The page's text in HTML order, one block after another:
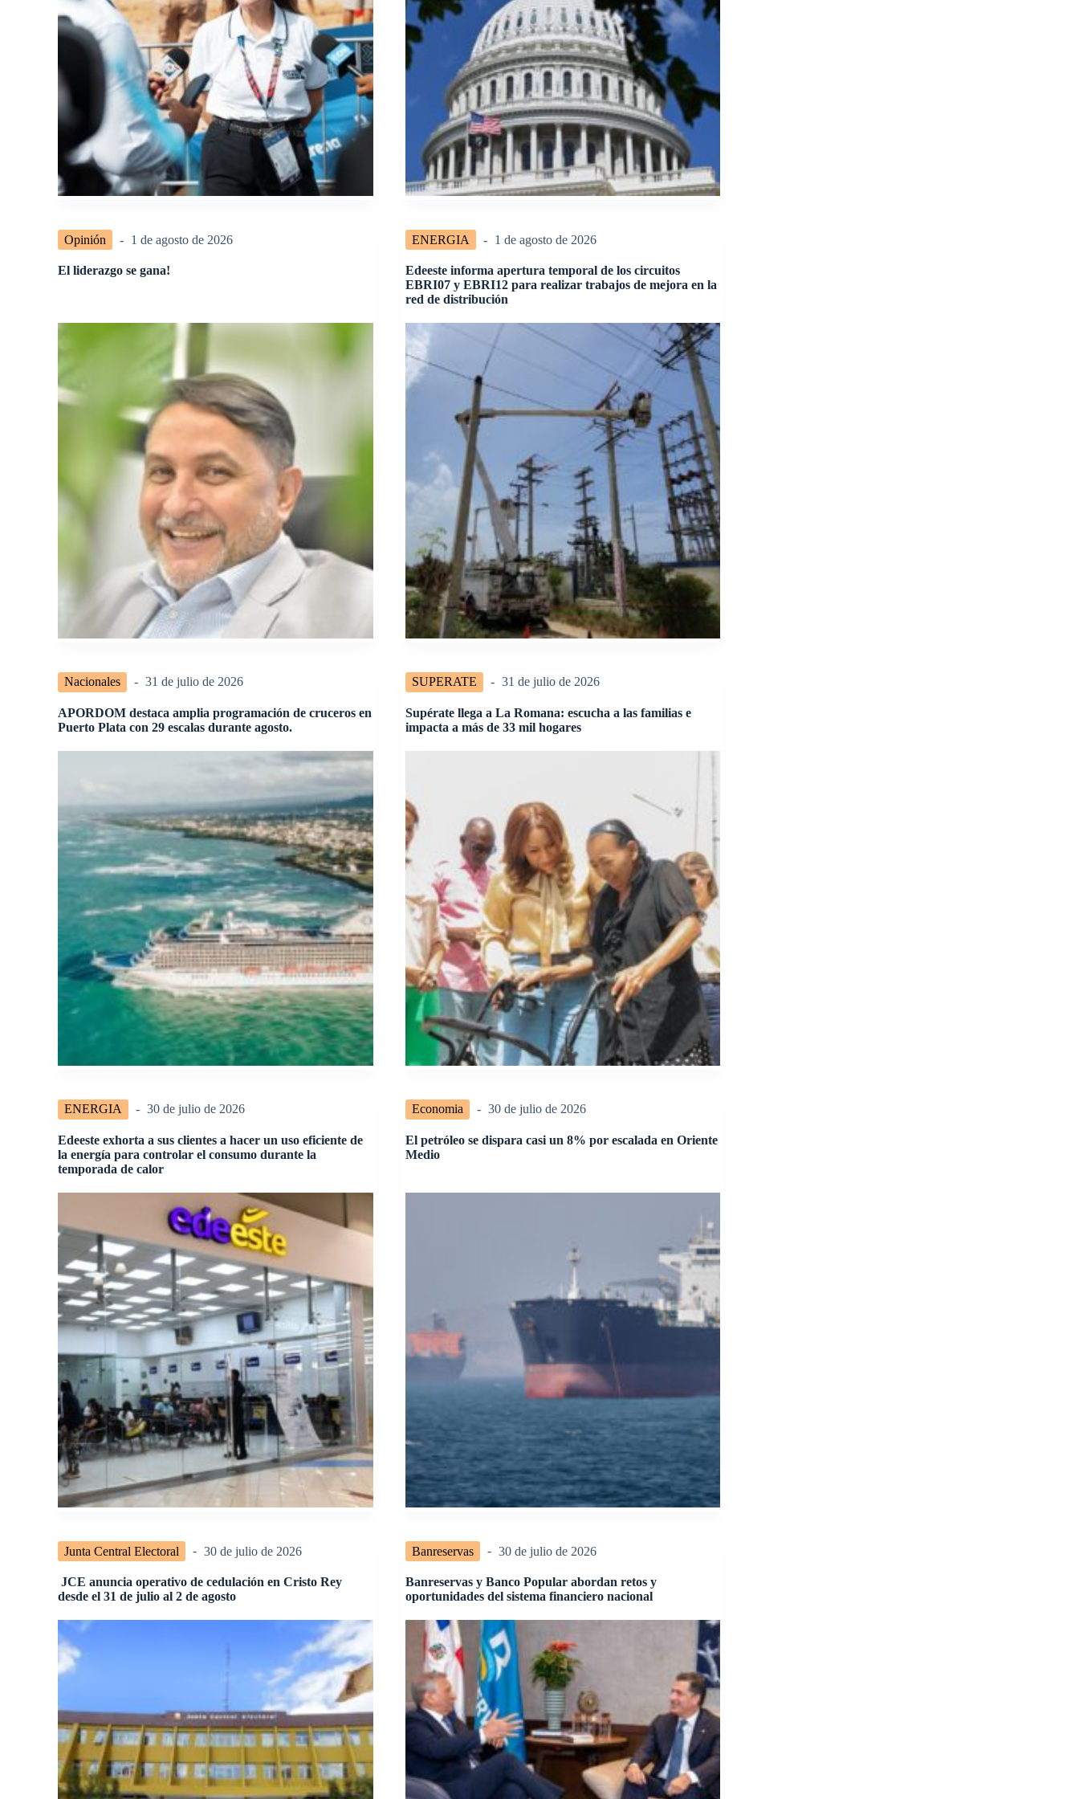
Opinión 1 de agosto de 2026
El liderazgo se gana!
ENERGIA 1 de agosto de 2026
Edeeste informa apertura temporal de los circuitos
EBRI07 y EBRI12 para realizar trabajos de mejora en la
red de distribución
Nacionales 31 de julio de 2026
APORDOM destaca amplia programación de cruceros en
Puerto Plata con 29 escalas durante agosto.
SUPERATE 31 de julio de 2026
Supérate llega a La Romana: escucha a las familias e
impacta a más de 33 mil hogares
ENERGIA 30 de julio de 2026
Edeeste exhorta a sus clientes a hacer un uso eficiente de
la energía para controlar el consumo durante la
temporada de calor
Economia 30 de julio de 2026
El petróleo se dispara casi un 8% por escalada en Oriente
Medio
Junta Central Electoral 30 de julio de 2026
JCE anuncia operativo de cedulación en Cristo Rey
desde el 31 de julio al 2 de agosto
Banreservas 30 de julio de 2026
Banreservas y Banco Popular abordan retos y
oportunidades del sistema financiero nacional